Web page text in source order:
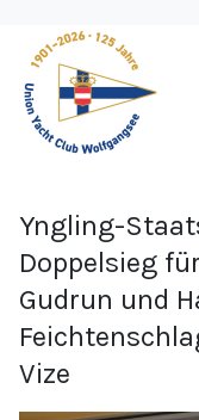
Yngling-
Doppelsieg
Gudrun und
Vize